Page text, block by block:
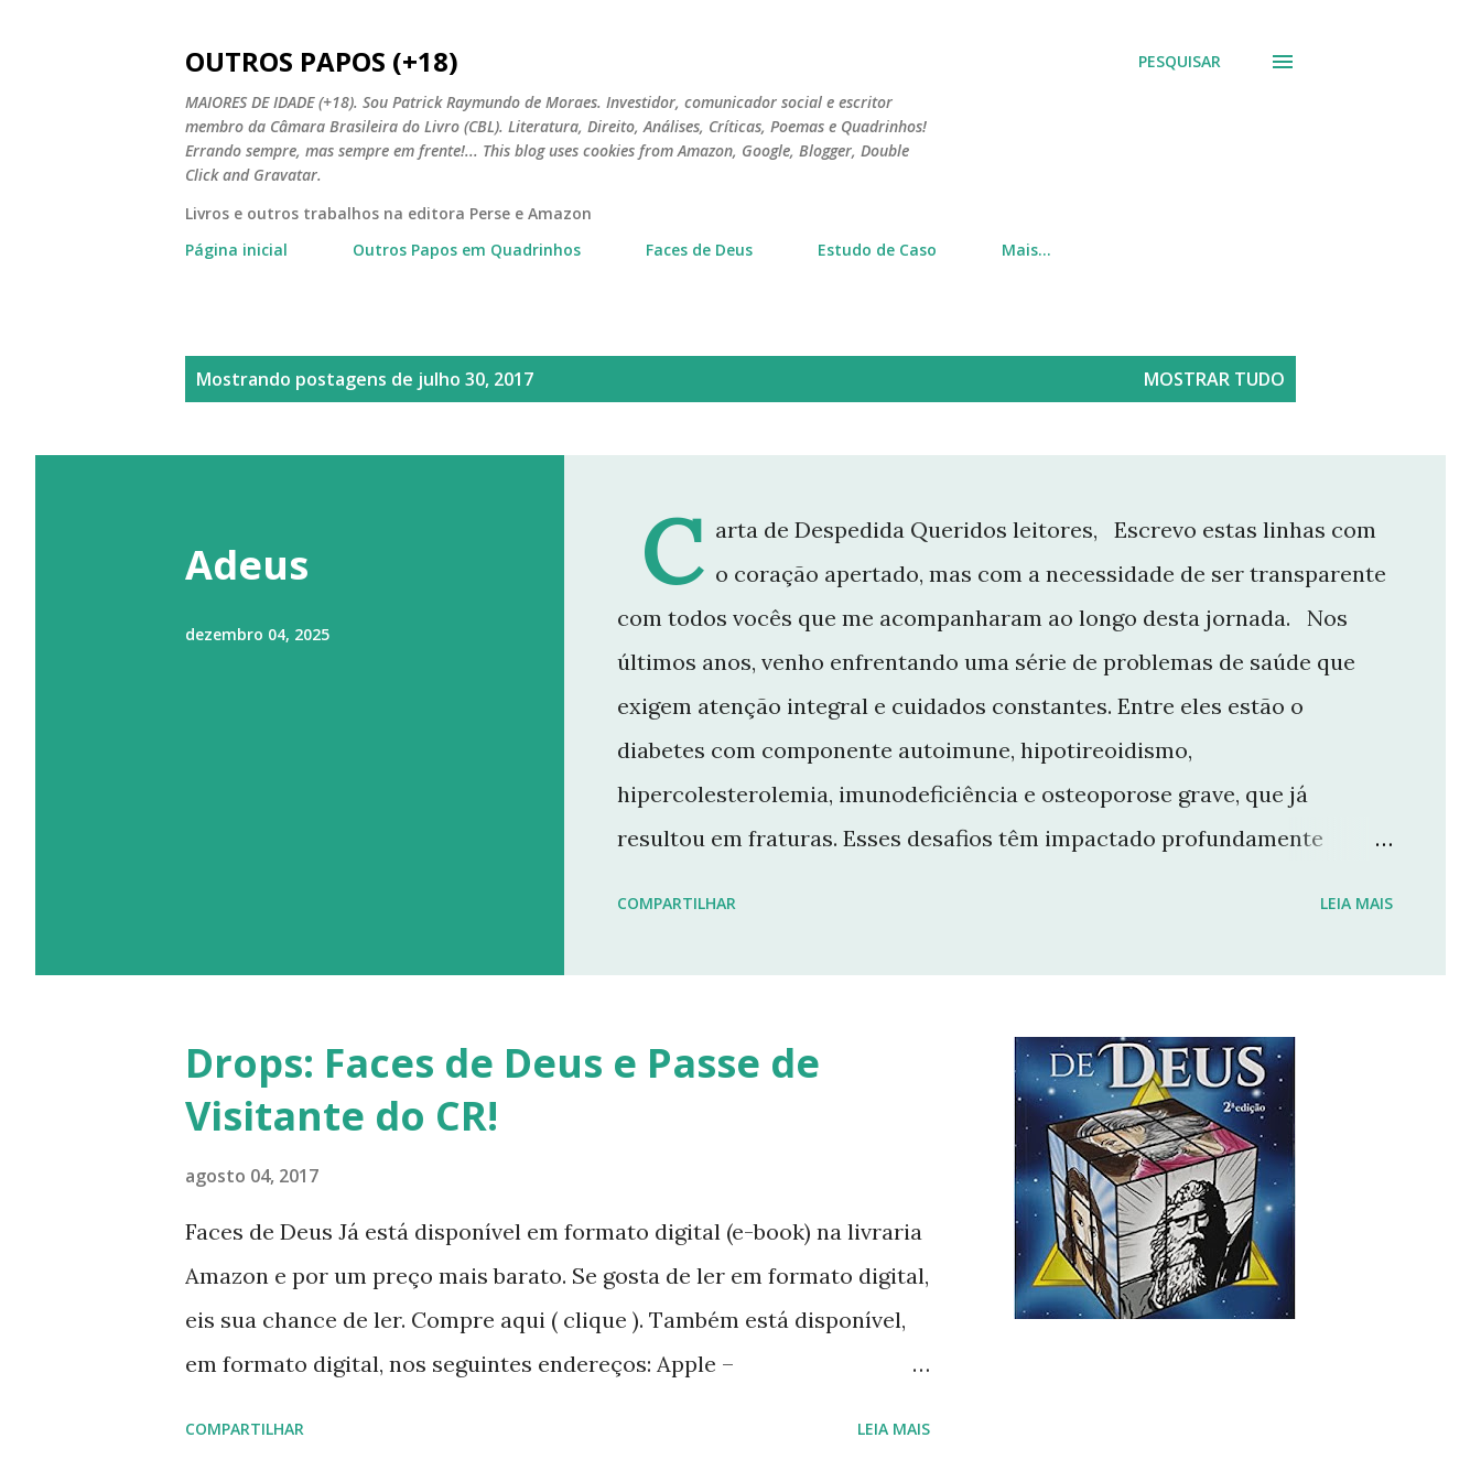
OUTROS PAPOS (+18)
MAIORES DE IDADE (+18). Sou Patrick Raymundo de Moraes. Investidor, comunicador social e escritor
membro da Câmara Brasileira do Livro (CBL). Literatura, Direito, Análises, Críticas, Poemas e Quadrinhos!
Errando sempre, mas sempre em frente!... This blog uses cookies from Amazon, Google, Blogger, Double
Click and Gravatar.
PESQUISAR
Livros e outros trabalhos na editora Perse e Amazon
Página inicial
Outros Papos em Quadrinhos Faces de Deus Estudo de Caso Mais…
s
Mostrando postagens de julho 30, 2017 MOSTRAR TUDO
Adeus
dezembro 04, 2025
C arta de Despedida Queridos leitores, Escrevo estas linhas com
o coração apertado, mas com a necessidade de ser transparente
com todos vocês que me acompanharam ao longo desta jornada. Nos
últimos anos, venho enfrentando uma série de problemas de saúde que
exigem atenção integral e cuidados constantes. Entre eles estão o
diabetes com componente autoimune, hipotireoidismo,
hipercolesterolemia, imunodeficiência e osteoporose grave, que já
resultou em fraturas. Esses desafios têm impactado profundamente
decisão de dar uma pausa no blog. Não posso garantir quando — ou se —
saúde e buscar qualidade de vida dentro das limitações que enfrento.
Quero agradecer imensamente a cada um de vocês que esteve comigo,
COMPARTILHAR LEIA MAIS
Drops: Faces de Deus e Passe de
Visitante do CR!
agosto 04, 2017
Faces de Deus Já está disponível em formato digital (e-book) na livraria
Amazon e por um preço mais barato. Se gosta de ler em formato digital,
eis sua chance de ler. Compre aqui ( clique ). Também está disponível,
em formato digital, nos seguintes endereços: Apple –
COMPARTILHAR LEIA MAIS